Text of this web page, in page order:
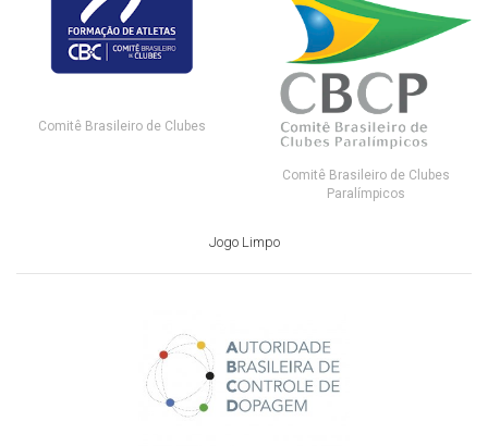
Comitê Brasileiro de Clubes
Comitê Brasileiro de Clubes
Paralímpicos
Jogo Limpo